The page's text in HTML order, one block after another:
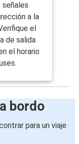
señales
a la
el
de salida
el horario
bordo
para un viaje